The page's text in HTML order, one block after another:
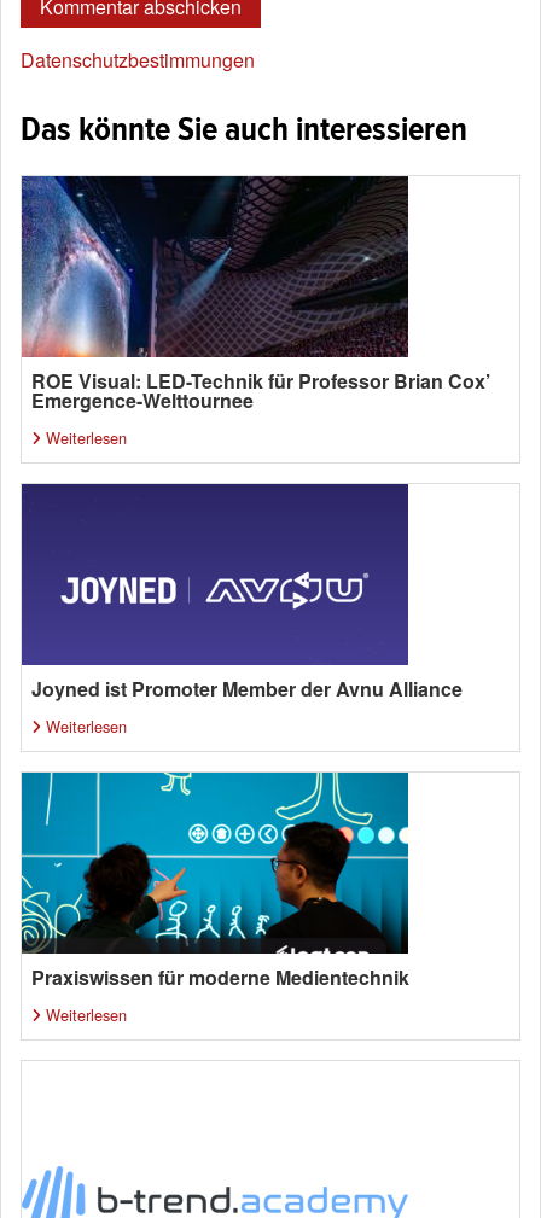
Datenschutzbestimmungen
Das könnte Sie auch interessieren
ROE Visual: LED-Technik für Professor Brian Cox’
Emergence-Welttournee
Weiterlesen
Joyned ist Promoter Member der Avnu Alliance
Weiterlesen
Praxiswissen für moderne Medientechnik
Weiterlesen